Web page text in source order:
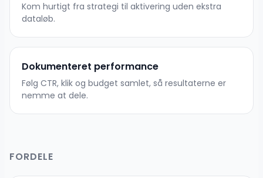
Kom hurtigt fra strategi til aktivering uden ekstra
dataløb.
Dokumenteret performance
Følg CTR, klik og budget samlet, så resultaterne er
nemme at dele.
FORDELE